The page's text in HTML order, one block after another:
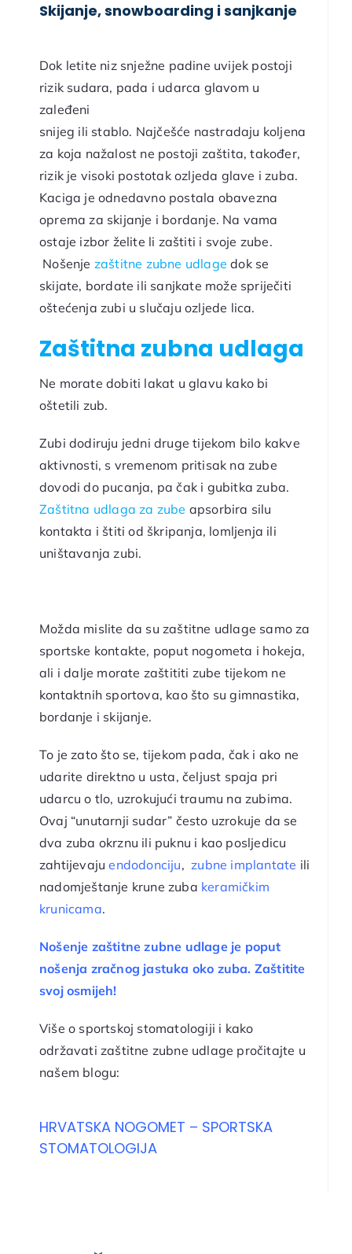
Skijanje, snowboarding i sanjkanje
Dok letite niz snježne padine uvijek postoji
rizik sudara, pada i udarca glavom u
zaleđeni
snijeg ili stablo. Najčešće nastradaju koljena
za koja nažalost ne postoji zaštita, također,
rizik je visoki postotak ozljeda glave i zuba.
Kaciga je odnedavno postala obavezna
oprema za skijanje i bordanje. Na vama
ostaje izbor želite li zaštiti i svoje zube.
Nošenje zaštitne zubne udlage dok se
skijate, bordate ili sanjkate može spriječiti
oštećenja zubi u slučaju ozljede lica.
Zaštitna zubna udlaga
Ne morate dobiti lakat u glavu kako bi
oštetili zub.
Zubi dodiruju jedni druge tijekom bilo kakve
aktivnosti, s vremenom pritisak na zube
dovodi do pucanja, pa čak i gubitka zuba.
Zaštitna udlaga za zube apsorbira silu
kontakta i štiti od škripanja, lomljenja ili
uništavanja zubi.
Možda mislite da su zaštitne udlage samo za
sportske kontakte, poput nogometa i hokeja,
ali i dalje morate zaštititi zube tijekom ne
kontaktnih sportova, kao što su gimnastika,
bordanje i skijanje.
To je zato što se, tijekom pada, čak i ako ne
udarite direktno u usta, čeljust spaja pri
udarcu o tlo, uzrokujući traumu na zubima.
Ovaj “unutarnji sudar” često uzrokuje da se
dva zuba okrznu ili puknu i kao posljedicu
zahtijevajuendodonciju, zubne implantate ili
nadomještanje krune zuba keramičkim
krunicama.
Nošenje zaštitne zubne udlage je poput
nošenja zračnog jastuka oko zuba. Zaštitite
svoj osmijeh!
Više o sportskoj stomatologiji i kako
održavati zaštitne zubne udlage pročitajte u
našem blogu:
HRVATSKA NOGOMET – SPORTSKA
STOMATOLOGIJA